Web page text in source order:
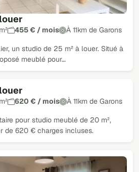
455 € / mois À 11km de Garons
un studio de 25 m² à louer. Situé à
meublé pour…
620 € / mois À 11km de Garons
pour studio meublé de 20 m²,
de 620 € charges incluses.